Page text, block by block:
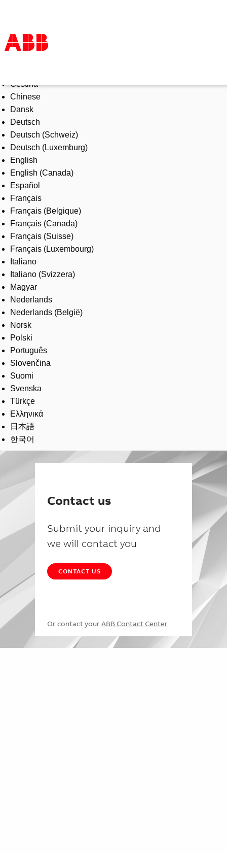
Products & Solutions
Industries
Services
About us
Where to buy
Contact us
Careers
Čeština
Chinese
Dansk
Deutsch
Deutsch (Schweiz)
Deutsch (Luxemburg)
English
English (Canada)
Español
Français
Français (Belgique)
Français (Canada)
Français (Suisse)
Français (Luxembourg)
Italiano
Italiano (Svizzera)
Magyar
Nederlands
Nederlands (België)
Norsk
Polski
Português
Slovenčina
Suomi
Svenska
Türkçe
Ελληνικά
日本語
한국어
Contact us
Submit your inquiry and
we will contact you
CONTACT US
Or contact your ABB Contact Center